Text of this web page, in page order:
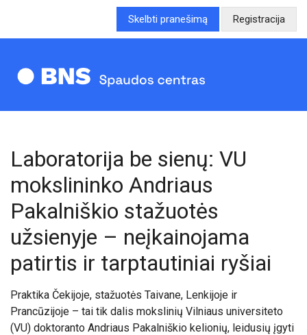
Skelbti pranešimą Registracija
Laboratorija be sienų: VU
mokslininko Andriaus
Pakalniškio stažuotės
užsienyje – neįkainojama
patirtis ir tarptautiniai ryšiai
Praktika Čekijoje, stažuotės Taivane, Lenkijoje ir
Prancūzijoje – tai tik dalis mokslinių Vilniaus universiteto
(VU) doktoranto Andriaus Pakalniškio kelionių, leidusių įgyti